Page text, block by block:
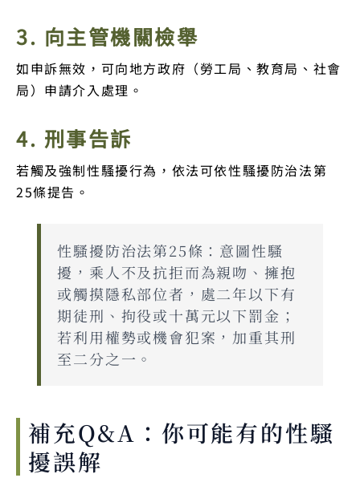
3. 向主管機關檢舉
如申訴無效，可向地方政府（勞工局、教育局、社會
局）申請介入處理。
4. 刑事告訴
若觸及強制性騷擾行為，依法可依性騷擾防治法第
25條提告。
性騷擾防治法第25條：意圖性騷
擾，乘人不及抗拒而為親吻、擁抱
或觸摸隱私部位者，處二年以下有
期徒刑、拘役或十萬元以下罰金；
若利用權勢或機會犯案，加重其刑
至二分之一。
補充Q&A：你可能有的性騷
擾誤解